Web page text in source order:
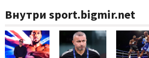
Внутри sport.bigmir.net